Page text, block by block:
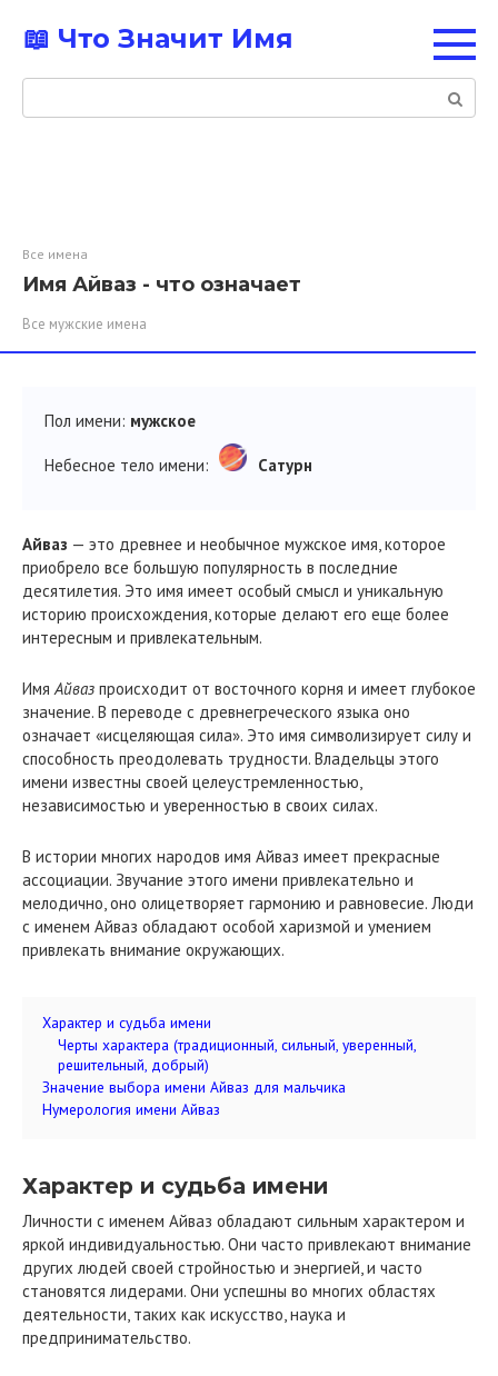
контенту
📖 Что Значит Имя
Поиск:
Все имена
Имя Айваз - что означает
Все мужские имена
Пол имени: мужское
Небесное тело имени: Сатурн
Айваз — это древнее и необычное мужское имя, которое
приобрело все большую популярность в последние
десятилетия. Это имя имеет особый смысл и уникальную
историю происхождения, которые делают его еще более
интересным и привлекательным.
ИмяАйваз происходит от восточного корня и имеет глубокое
значение. В переводе с древнегреческого языка оно
означает «исцеляющая сила». Это имя символизирует силу и
способность преодолевать трудности. Владельцы этого
имени известны своей целеустремленностью,
независимостью и уверенностью в своих силах.
В истории многих народов имя Айваз имеет прекрасные
ассоциации. Звучание этого имени привлекательно и
мелодично, оно олицетворяет гармонию и равновесие. Люди
с именем Айваз обладают особой харизмой и умением
привлекать внимание окружающих.
Характер и судьба имени
Черты характера (традиционный, сильный, уверенный,
решительный, добрый)
Значение выбора имени Айваз для мальчика
Нумерология имени Айваз
Характер и судьба имени
Личности с именем Айваз обладают сильным характером и
яркой индивидуальностью. Они часто привлекают внимание
других людей своей стройностью и энергией, и часто
становятся лидерами. Они успешны во многих областях
деятельности, таких как искусство, наука и
предпринимательство.